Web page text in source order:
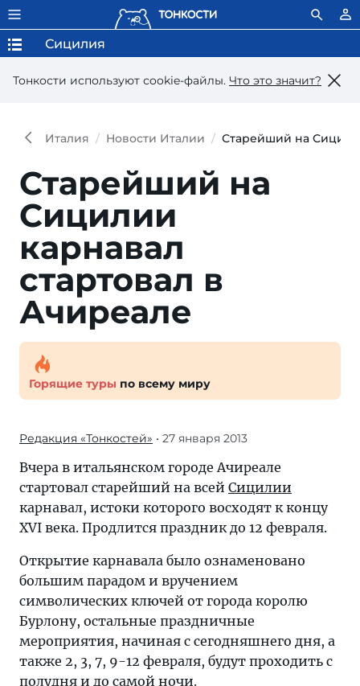
Тонкости используют сookie-файлы. Что это значит?
Сицилия
Италия Новости Италии Старейший на
Старейший на
Сицилии
карнавал
стартовал в
Ачиреале
Горящие туры по всему миру
Редакция «Тонкостей» • 27 января 2013
Вчера в итальянском городе Ачиреале
стартовал старейший на всей Сицилии
карнавал, истоки которого восходят к концу
XVI века. Продлится праздник до 12 февраля.
Открытие карнавала было ознаменовано
большим парадом и вручением
символических ключей от города королю
Бурлону, остальные праздничные
мероприятия, начиная с сегодняшнего дня, а
также 2, 3, 7, 9-12 февраля, будут проходить с
полудня и до самой ночи.